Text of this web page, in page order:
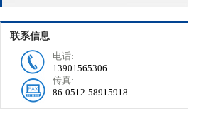
联系信息
电话:
13901565306
传真:
86-0512-58915918